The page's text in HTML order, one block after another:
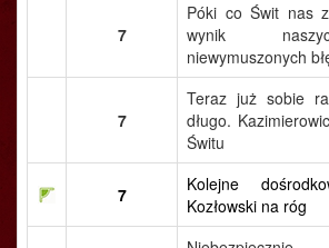
7
Póki co Świt nas
wynik
niewymuszonych
7
Teraz już sobie
długo.
Świtu
7
Kolejne
Kozłowski na róg